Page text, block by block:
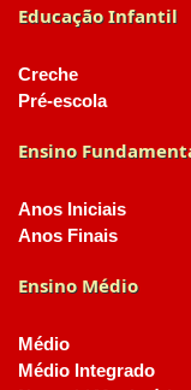
Educação Infantil
Creche
Pré-escola
Ensino
Anos Iniciais
Anos Finais
Ensino Médio
Médio
Médio Integrado